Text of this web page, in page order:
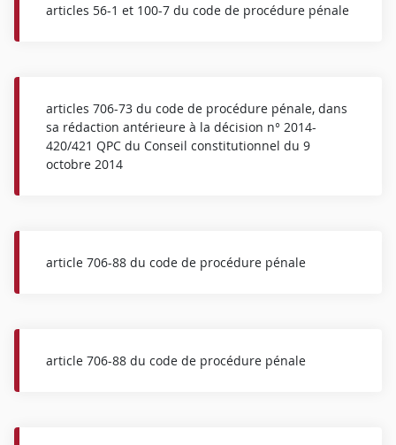
articles 56-1 et 100-7 du code de procédure pénale
articles 706-73 du code de procédure pénale, dans
sa rédaction antérieure à la décision n° 2014-
420/421 QPC du Conseil constitutionnel du 9
octobre 2014
article 706-88 du code de procédure pénale
article 706-88 du code de procédure pénale